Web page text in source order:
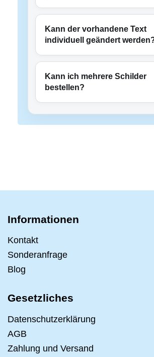
Kann der vorhandene Text
individuell geändert
Kann ich mehrere Schilder
bestellen?
Informationen
Kontakt
Sonderanfrage
Blog
Gesetzliches
Datenschutzerklärung
AGB
Zahlung und Versand